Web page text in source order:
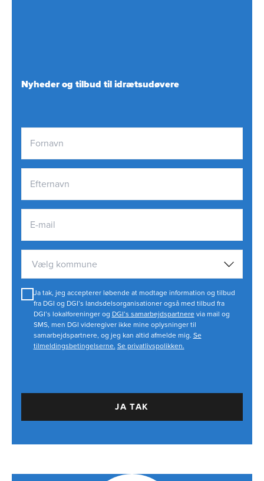
Nyheder og tilbud til idrætsudøvere
Vælg kommune
Ja tak, jeg accepterer løbende at modtage information og tilbud
fra DGI og DGI’s landsdelsorganisationer også med tilbud fra
DGI’s lokalforeninger og DGI’s samarbejdspartnerevia mail og
SMS, men DGI videregiver ikke mine oplysninger til
samarbejdspartnere, og jeg kan altid afmelde mig. Se
tilmeldingsbetingelserne. Se privatlivspolikken.
JA TAK